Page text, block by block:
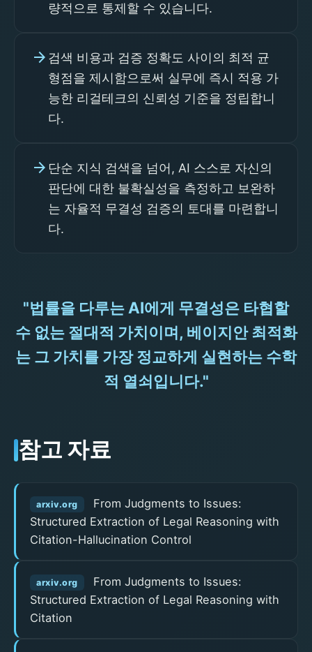
량적으로 통제할 수 있습니다.
arrow_forward 검색 비용과 검증 정확도 사이의 최적 균
형점을 제시함으로써 실무에 즉시 적용 가
능한 리걸테크의 신뢰성 기준을 정립합니
다.
arrow_forward 단순 지식 검색을 넘어, AI 스스로 자신의
판단에 대한 불확실성을 측정하고 보완하
는 자율적 무결성 검증의 토대를 마련합니
다.
"법률을 다루는 AI에게 무결성은 타협할
수 없는 절대적 가치이며, 베이지안 최적화
는 그 가치를 가장 정교하게 실현하는 수학
적 열쇠입니다."
참고 자료
arxiv.org
From Judgments to Issues:
Structured Extraction of Legal Reasoning with
Citation-Hallucination Control
arxiv.org
From Judgments to Issues:
Structured Extraction of Legal Reasoning with
Citation